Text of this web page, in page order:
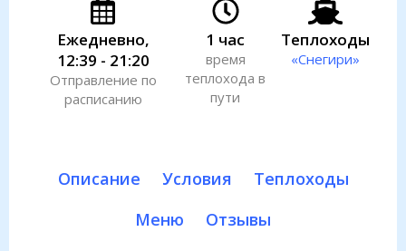
Ежедневно,
12:39 - 21:20
Отправление по
расписанию
1 час
время
теплохода в
пути
Теплоходы
«Снегири»
Описание Условия
Теплоходы
Меню
Отзывы